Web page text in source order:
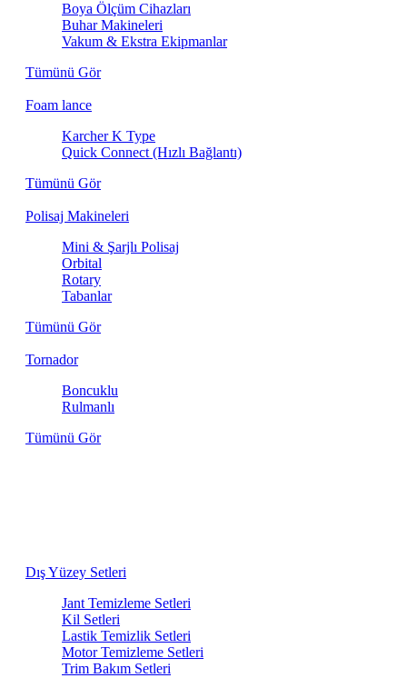
Boya Ölçüm Cihazları
Buhar Makineleri
Vakum & Ekstra Ekipmanlar
Tümünü Gör
Foam lance
Karcher K Type
Quick Connect (Hızlı Bağlantı)
Tümünü Gör
Polisaj Makineleri
Mini & Şarjlı Polisaj
Orbital
Rotary
Tabanlar
Tümünü Gör
Tornador
Boncuklu
Rulmanlı
Tümünü Gör
Dış Yüzey Setleri
Jant Temizleme Setleri
Kil Setleri
Lastik Temizlik Setleri
Motor Temizleme Setleri
Trim Bakım Setleri